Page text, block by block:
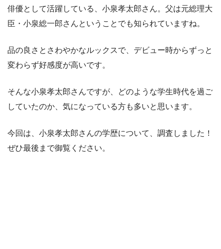
俳優として活躍している、小泉孝太郎さん。父は元総理大
臣・小泉総一郎さんということでも知られていますね。
品の良さとさわやかなルックスで、デビュー時からずっと
変わらず好感度が高いです。
そんな小泉孝太郎さんですが、どのような学生時代を過ご
していたのか、気になっている方も多いと思います。
今回は、小泉孝太郎さんの学歴について、調査しました！
ぜひ最後まで御覧ください。